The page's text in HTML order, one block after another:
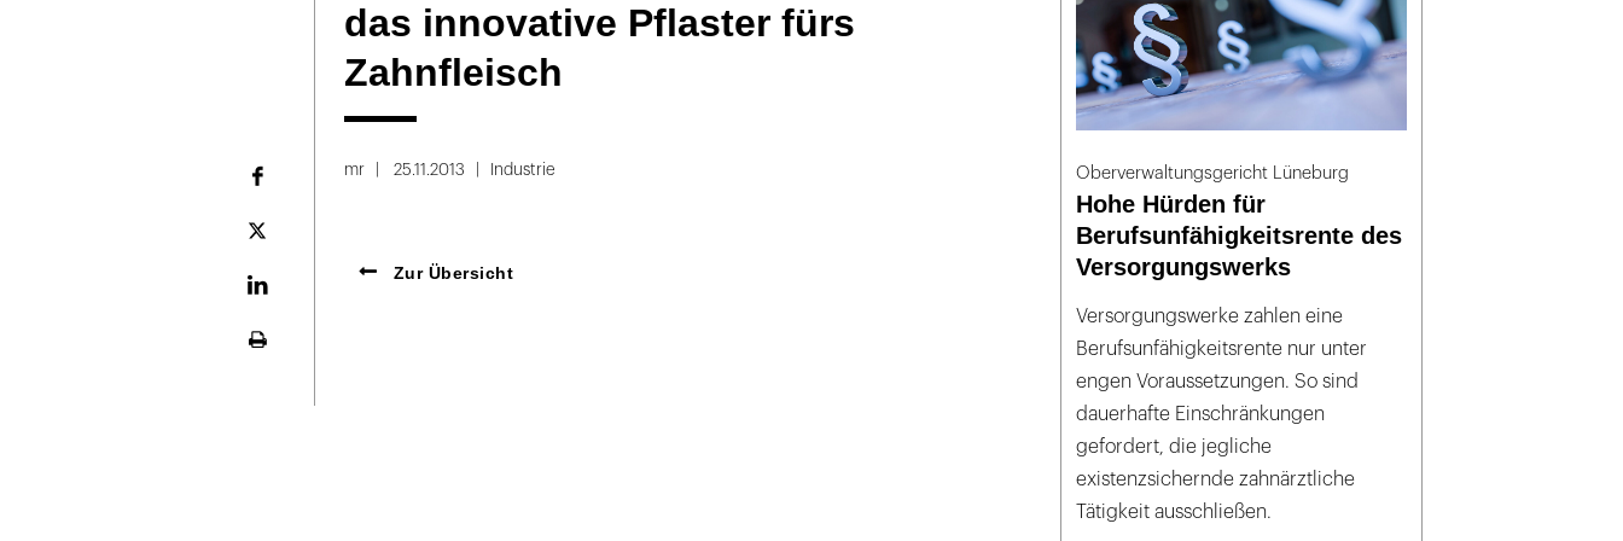
das innovative Pflaster fürs
Zahnfleisch
Plattform
mr 25.11.2013 Industrie
Zur Übersicht
Oberverwaltungsgericht Lüneburg
Hohe Hürden für
Berufsunfähigkeitsrente des
Versorgungswerks
Versorgungswerke zahlen eine
Berufsunfähigkeitsrente nur unter
engen Voraussetzungen. So sind
dauerhafte Einschränkungen
gefordert, die jegliche
existenzsichernde zahnärztliche
Tätigkeit ausschließen.